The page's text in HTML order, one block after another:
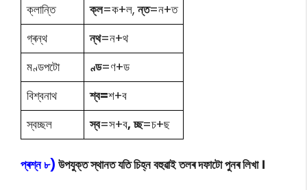
ক্লান্তি
ক্ল=ক+ল,ন্ত=ন+ত
গ্ৰন্থ
ন্থ=ন+থ
মণ্ডপটো
ণ্ড=ণ+ড
বিশ্বনাথ
শ্ব=শ+ব
স্বচ্ছল
স্ব=স+ব, চ্ছ=চ+ছ
প্ৰশ্ন ৮) উপযুক্ত স্থানত যতি চিহ্ন বহুৱাই তলৰ দফাটো পুনৰ লিখা ।